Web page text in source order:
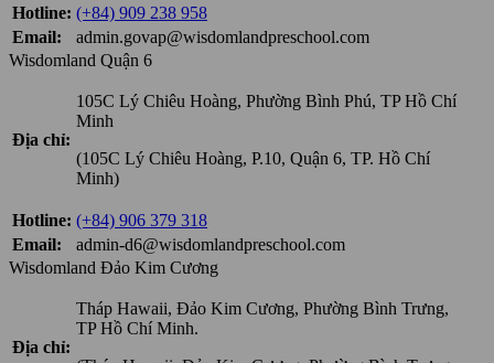
Hotline: (+84) 909 238 958
Email:
admin.govap@wisdomlandpreschool.com
Wisdomland Quận 6
Địa chỉ:
105C Lý Chiêu Hoàng, Phường Bình Phú, TP Hồ Chí
Minh
(105C Lý Chiêu Hoàng, P.10, Quận 6, TP. Hồ Chí
Minh)
Hotline: (+84) 906 379 318
Email:
admin-d6@wisdomlandpreschool.com
Wisdomland Đảo Kim Cương
Địa chỉ:
Tháp Hawaii, Đảo Kim Cương, Phường Bình Trưng,
TP Hồ Chí Minh.